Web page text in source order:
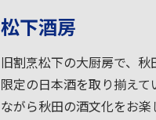
松下酒房
旧割烹松下の大厨房で、
限定の日本酒を取り揃え
ながら秋田の酒文化をお楽